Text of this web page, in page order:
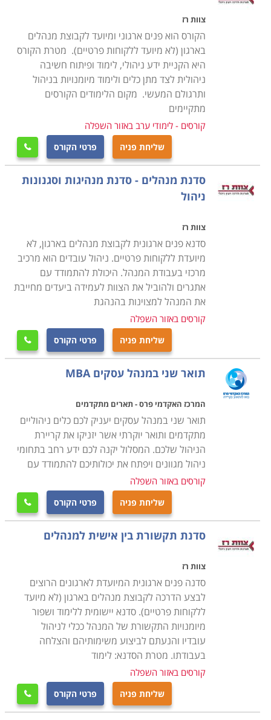
פיתוח מנהלים ועתודה ניהולית. הקורסים המוצעים עוסקים
בפיתוח מיומנויות עבור דירקטורים, נושאי משרה, מנהלים
בדרג ביניים ובכיר בחברות או בעלי עסקים.
בין המסלולים שתוכלו למצוא בקטגוריה זו: כלים לניהול
תרבות ואומנות, מערכות ייצור, עסקים משפחתיים,
קמעונאיים, שירותי בריאות, עסקי מזון ומשקאות, שלטון
מקומי וקהילה, משא ומתן, קונפליקטים ושיתופי פעולה.
מסלולים אחרים מציעים הכשרות אחרות, חלקן עונות על
צרכים מקצועיים פרטניים ונקודתיים, ואחרים מעניקים ידע
רוחבי וכללי יותר. בין אלו ניתן למנות קורסים העוסקים
ברציונליות ואמוציונליות בקבלת החלטות, מנהל ציבורי, ייעוץ
וציבוריות, פיתוח מיומנויות בניהול כמו מנהיגות והובלה
עסקית, לימודי פיננסים למנהלים, מדיניות תגמול והטבות,
לימודי ביקורת פנים, עבודת צוות, יחסי ודיני עבודה, אתיקה,
גבייה והוצאה לפועל, יישום פסיכולוגיה חיובית, ניתוח דו"חות
כספיים והערכת שווי חברות, קורס ניהול מוצר, שיווק במדיה
הדיגיטלית, מכשור ובקרת תהליכים, כלי מודיעין תחרותי
לעסקים ופיצוח סביבה תחרותית.
קורס הכשרת מנהלים תוכלו למצוא במוסדות לימוד רבים
בכל רחבי הארץ מהצפון עד לדרום. חיפה, תל אביב,
ירושלים ובאר שבע הן רק חלק מהערים בהן תוכלו ללמוד
קורס זה.
צוות רז
הקורס הוא פנים ארגוני ומיועד לקבוצת מנהלים
בארגון (לא מיועד ללקוחות פרטיים). מטרת הקורס
היא הקניית ידע ניהולי, לימוד ופיתוח חשיבה
ניהולית לצד מתן כלים ולימוד מיומנויות בניהול
ותרגולם המעשי. מקום הלימודים הקורסים
מתקיימים
קורסים - לימודי ערב באזור השפלה
שליחת פניה פרטי הקורס 
סדנת מנהלים - סדנת מנהיגות וסגנונות
ניהול
צוות רז
סדנא פנים ארגונית לקבוצת מנהלים בארגון, לא
מיועדת ללקוחות פרטיים. ניהול עובדים הוא מרכיב
מרכזי בעבודת המנהל. היכולת להתמודד עם
אתגרים ולהוביל את הצוות לעמידה ביעדים מחייבת
את המנהל למצוינות בהנהגת
קורסים באזור השפלה
שליחת פניה פרטי הקורס 
תואר שני במנהל עסקים MBA
המרכז האקדמי פרס - תארים מתקדמים
תואר שני במנהל עסקים יעניק לכם כלים ניהוליים
מתקדמים ותואר יוקרתי אשר יזניקו את קריירת
הניהול שלכם. המסלול יקנה לכם ידע רחב בתחומי
ניהול מגוונים ויפתח את יכולותיכם להתמודד עם
קורסים באזור השפלה
שליחת פניה פרטי הקורס 
סדנת תקשורת בין אישית למנהלים
צוות רז
סדנה פנים ארגונית המיועדת לארגונים הרוצים
לבצע הדרכה לקבוצת מנהלים בארגון (לא מיועד
ללקוחות פרטיים). סדנא יישומית ללימוד ושפור
מיומנויות התקשורת של המנהל ככלי לניהול
עובדיו והנעתם לביצוע משימותיהם והצלחה
בעבודתו. מטרת הסדנא: לימוד
קורסים באזור השפלה
שליחת פניה פרטי הקורס 